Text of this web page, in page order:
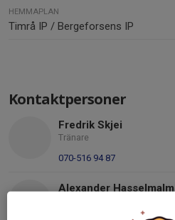
HEMMAPLAN
Timrå IP / Bergeforsens IP
Kontaktpersoner
Fredrik Skjei
Tränare
070-516 94 87
Alexander Hasselmalm